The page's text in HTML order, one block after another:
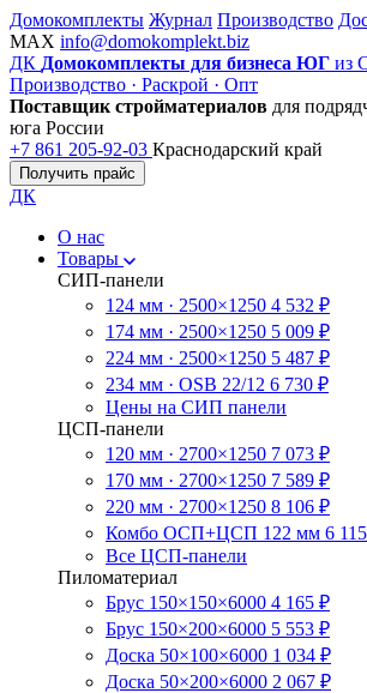
Домокомплекты Журнал Производство
MAX info@domokomplekt.biz
ДК Домокомплекты для бизнеса ЮГ из
Производство · Раскрой · Опт
Поставщик стройматериалов для
юга России
+7 861 205-92-03 Краснодарский край
Получить прайс
ДК
О нас
Товары
СИП-панели
124 мм · 2500×1250 4 532 ₽
174 мм · 2500×1250 5 009 ₽
224 мм · 2500×1250 5 487 ₽
234 мм · OSB 22/12 6 730 ₽
Цены на СИП панели
ЦСП-панели
120 мм · 2700×1250 7 073 ₽
170 мм · 2700×1250 7 589 ₽
220 мм · 2700×1250 8 106 ₽
Комбо ОСП+ЦСП 122 мм 6
Все ЦСП-панели
Пиломатериал
Брус 150×150×6000 4 165 ₽
Брус 150×200×6000 5 553 ₽
Доска 50×100×6000 1 034 ₽
Доска 50×200×6000 2 067 ₽